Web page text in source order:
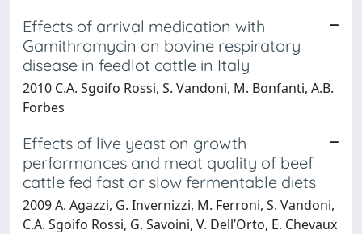
Effects of arrival medication with
Gamithromycin on bovine respiratory
disease in feedlot cattle in Italy
2010 C.A. Sgoifo Rossi, S. Vandoni, M. Bonfanti, A.B.
Forbes
Effects of live yeast on growth
performances and meat quality of beef
cattle fed fast or slow fermentable diets
2009 A. Agazzi, G. Invernizzi, M. Ferroni, S. Vandoni,
C.A. Sgoifo Rossi, G. Savoini, V. Dell’Orto, E. Chevaux